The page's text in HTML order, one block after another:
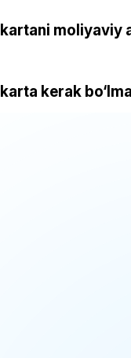
moliyaviy
kerak